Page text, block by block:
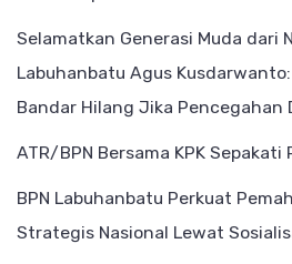
Selamatkan Generasi Muda dari
Labuhanbatu Agus
Bandar Hilang Jika Pencegahan
ATR/BPN Bersama KPK
BPN Labuhanbatu Perkuat
Strategis Nasional Lewat